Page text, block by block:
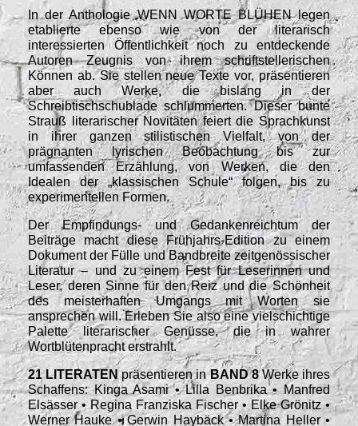
In der Anthologie WENN WORTE BLÜHEN legen
etablierte ebenso wie von der literarisch
interessierten Öffentlichkeit noch zu entdeckende
Autoren Zeugnis von ihrem schriftstellerischen
Können ab. Sie stellen neue Texte vor, präsentieren
aber auch Werke, die bislang in der
Schreibtischschublade schlummerten. Dieser bunte
Strauß literarischer Novitäten feiert die Sprachkunst
in ihrer ganzen stilistischen Vielfalt, von der
prägnanten lyrischen Beobachtung bis zur
umfassenden Erzählung, von Werken, die den
Idealen der „klassischen Schule“ folgen, bis zu
experimentellen Formen.
Der Empfindungs- und Gedankenreichtum der
Beiträge macht diese Frühjahrs-Edition zu einem
Dokument der Fülle und Bandbreite zeitgenössischer
Literatur – und zu einem Fest für Leserinnen und
Leser, deren Sinne für den Reiz und die Schönheit
des meisterhaften Umgangs mit Worten sie
ansprechen will. Erleben Sie also eine vielschichtige
Palette literarischer Genüsse, die in wahrer
Wortblütenpracht erstrahlt.
21 LITERATENpräsentieren inBAND 8Werke ihres
Schaffens: Kinga Asami • Lilla Benbrika • Manfred
Elsässer • Regina Franziska Fischer • Elke Grönitz •
Werner Hauke • Gerwin Haybäck • Martina Heller •